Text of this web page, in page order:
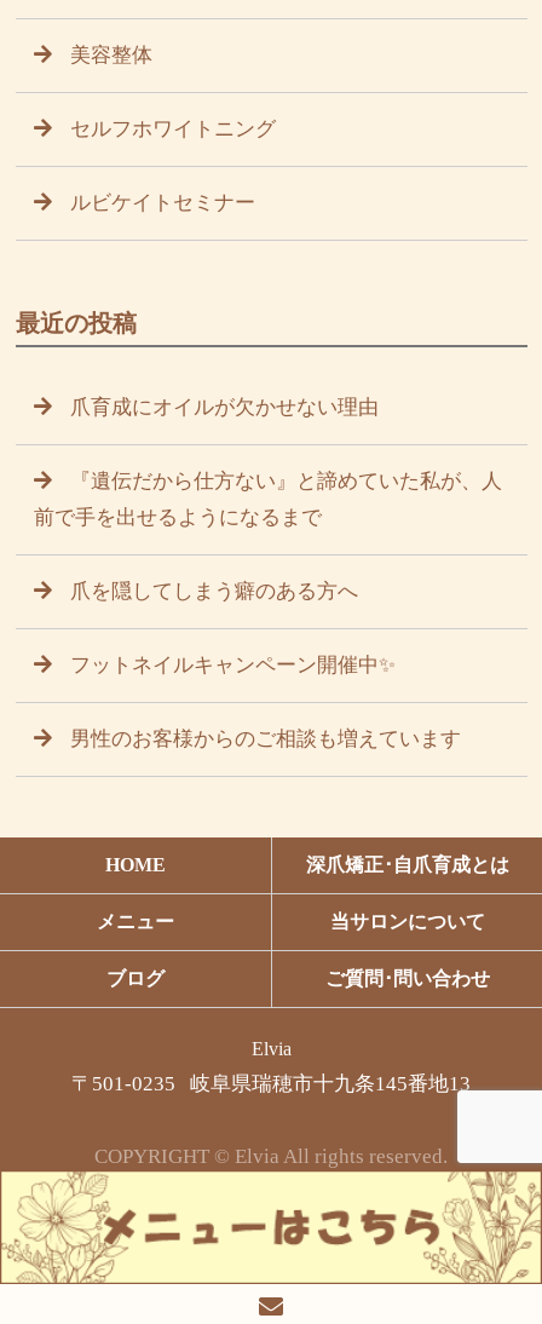
美容整体
セルフホワイトニング
ルビケイトセミナー
最近の投稿
爪育成にオイルが欠かせない理由
『遺伝だから仕方ない』と諦めていた私が、人
前で手を出せるようになるまで
爪を隠してしまう癖のある方へ
フットネイルキャンペーン開催中✨
男性のお客様からのご相談も増えています
HOME 深爪矯正･自爪育成とは
メニュー 当サロンについて
ブログ ご質問･問い合わせ
Elvia
〒501-0235 岐阜県瑞穂市十九条145番地13
COPYRIGHT © Elvia All rights reserved.